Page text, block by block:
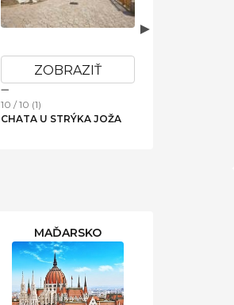
ZOBRAZIŤ
10 / 10 (1)
CHATA U STRÝKA JOŽA
MAĎARSKO